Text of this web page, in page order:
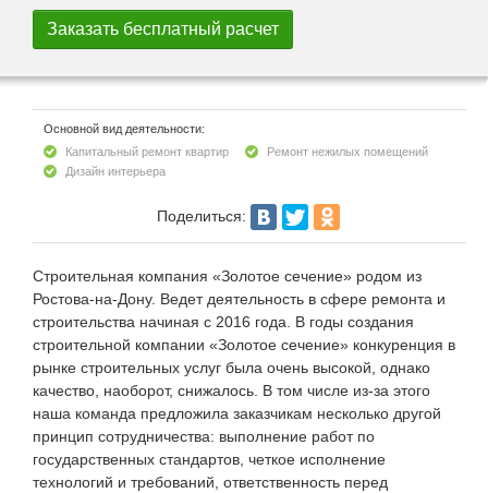
Основной вид деятельности:
Капитальный ремонт квартир
Ремонт нежилых помещений
Дизайн интерьера
Поделиться:
Строительная компания «Золотое сечение» родом из
Ростова-на-Дону. Ведет деятельность в сфере ремонта и
строительства начиная с 2016 года. В годы создания
строительной компании «Золотое сечение» конкуренция в
рынке строительных услуг была очень высокой, однако
качество, наоборот, снижалось. В том числе из-за этого
наша команда предложила заказчикам несколько другой
принцип сотрудничества: выполнение работ по
государственных стандартов, четкое исполнение
технологий и требований, ответственность перед